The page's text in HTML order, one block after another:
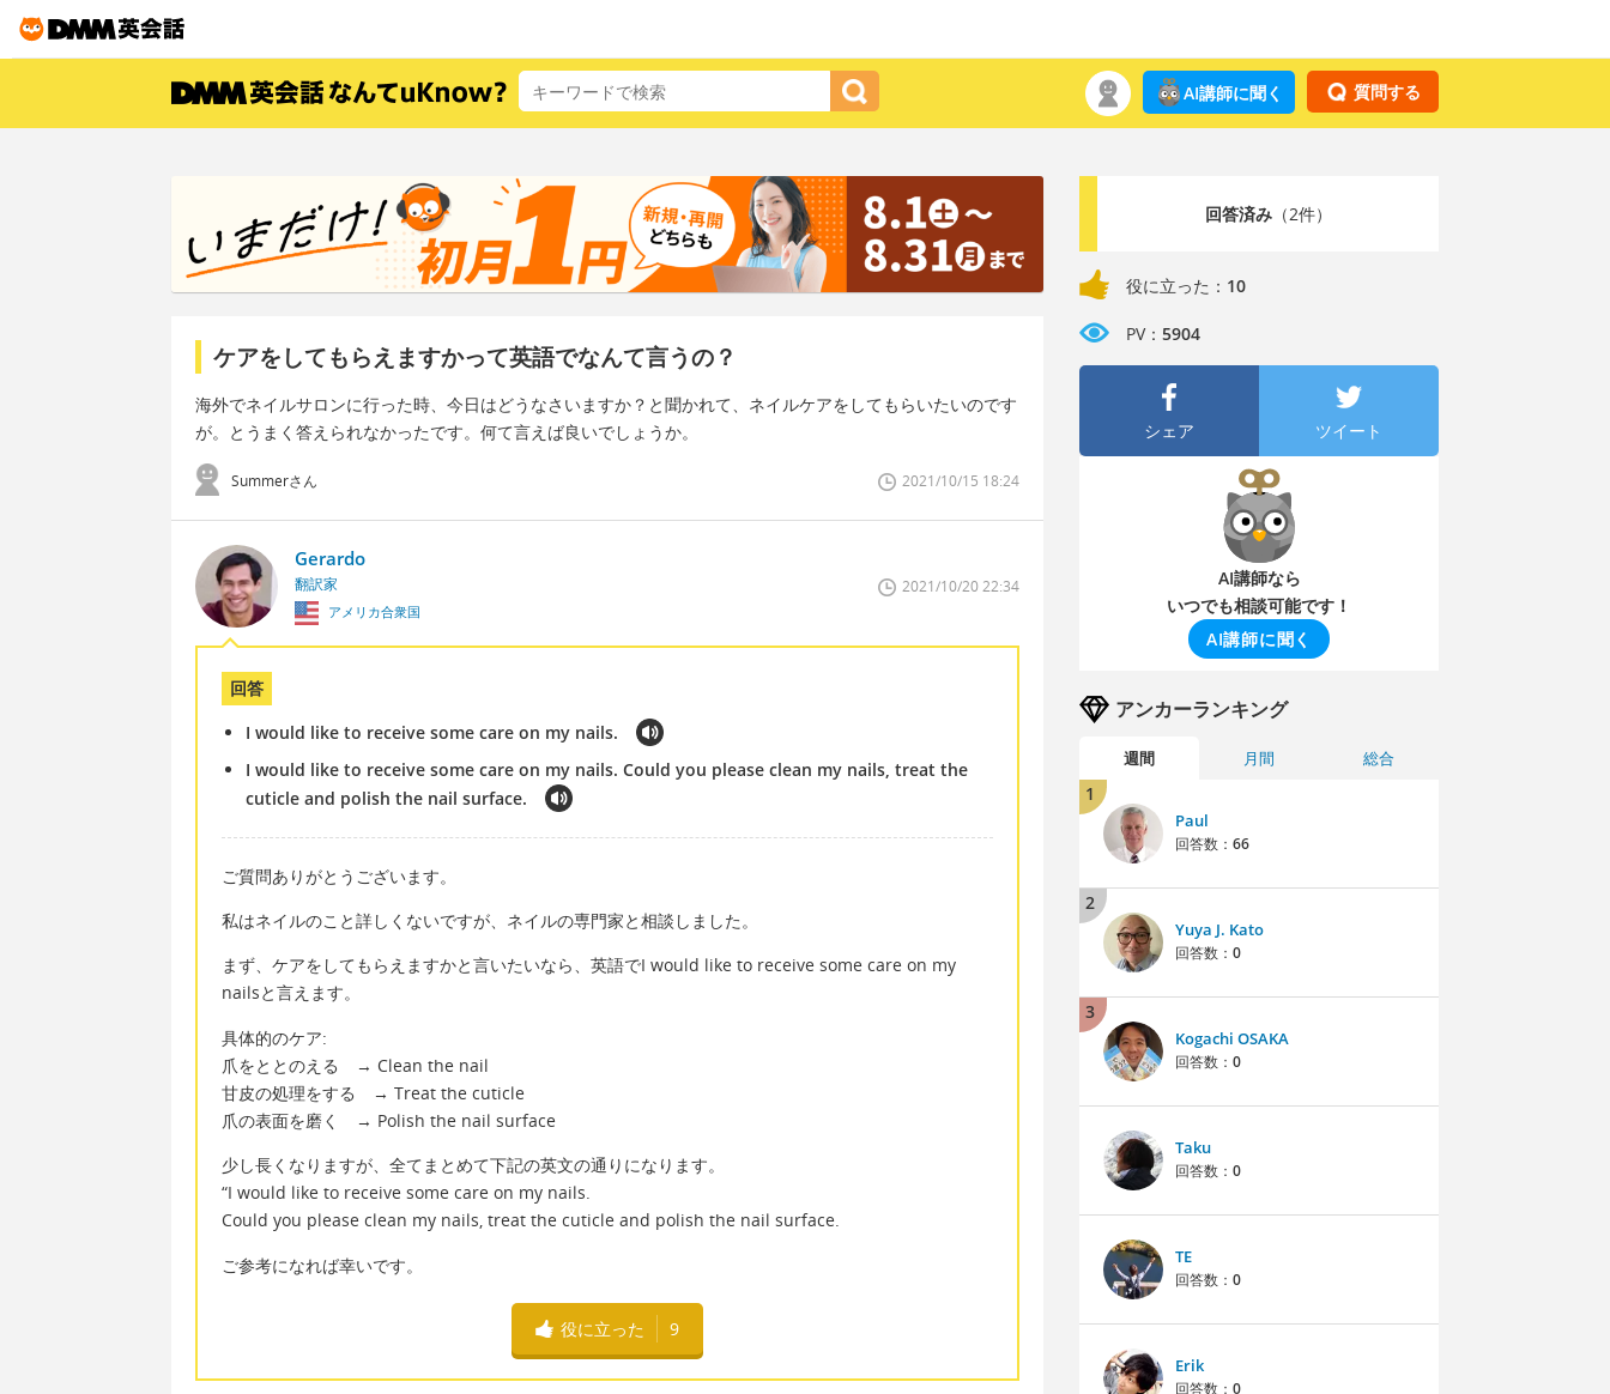
質問する
AI講師に聞く
ケアをしてもらえますかって英語でなんて言うの？
海外でネイルサロンに行った時、今日はどうなさいますか？と聞かれて、ネイルケアをしてもらいたいのです
が。とうまく答えられなかったです。何て言えば良いでしょうか。
Summerさん 2021/10/15 18:24
Gerardo
翻訳家
アメリカ合衆国
2021/10/20 22:34
回答
I would like to receive some care on my nails.
I would like to receive some care on my nails. Could you please clean my nails, treat the
cuticle and polish the nail surface.
ご質問ありがとうございます。
私はネイルのこと詳しくないですが、ネイルの専門家と相談しました。
まず、ケアをしてもらえますかと言いたいなら、英語でI would like to receive some care on my
nailsと言えます。
具体的のケア:
爪をととのえる → Clean the nail
甘皮の処理をする → Treat the cuticle
爪の表面を磨く → Polish the nail surface
少し長くなりますが、全てまとめて下記の英文の通りになります。
“I would like to receive some care on my nails.
Could you please clean my nails, treat the cuticle and polish the nail surface.
ご参考になれば幸いです。
役に立った 9
回答済み（2件）
役に立った： 10
PV： 5904
シェア ツイート
AI講師なら
いつでも相談可能です！
AI講師に聞く
アンカーランキング
週間 月間 総合
1
Paul
回答数： 66
2
Yuya J. Kato
回答数： 0
3
Kogachi OSAKA
回答数： 0
Taku
回答数： 0
TE
回答数： 0
Erik
回答数： 0